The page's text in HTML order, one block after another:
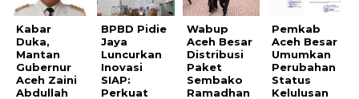
Kabar
Duka,
Mantan
Gubernur
Aceh Zaini
Abdullah
BPBD Pidie
Jaya
Luncurkan
Inovasi
SIAP:
Perkuat
Wabup
Aceh Besar
Distribusi
Paket
Sembako
Ramadhan
Pemkab
Aceh Besar
Umumkan
Perubahan
Status
Kelulusan